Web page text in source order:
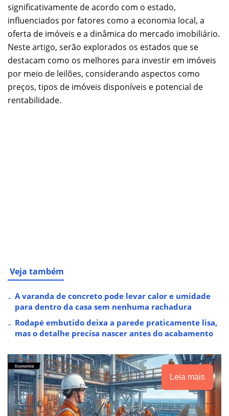
significativamente de acordo com o estado,
influenciados por fatores como a economia local, a
oferta de imóveis e a dinâmica do mercado imobiliário.
Neste artigo, serão explorados os estados que se
destacam como os melhores para investir em imóveis
por meio de leilões, considerando aspectos como
preços, tipos de imóveis disponíveis e potencial de
rentabilidade.
Veja também
A varanda de concreto pode levar calor e umidade
para dentro da casa sem nenhuma rachadura
Rodapé embutido deixa a parede praticamente lisa,
mas o detalhe precisa nascer antes do acabamento
Leia mais